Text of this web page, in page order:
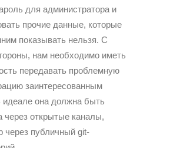
для администратора и
прочие данные, которые
показывать нельзя. С
нам необходимо иметь
передавать проблемную
заинтересованным
она должна быть
через открытые каналы,
через публичный git-